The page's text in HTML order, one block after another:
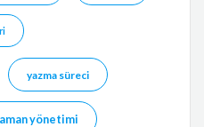
yazma süreci
yönetimi